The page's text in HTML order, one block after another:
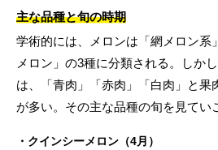
主な品種と旬の時期
学術的には、メロンは「網メロン系
メロン」の3種に分類される。しか
は、「青肉」「赤肉」「白肉」と果
が多い。その主な品種の旬を見てい
・クインシーメロン（4月）